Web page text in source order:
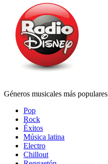
Géneros musicales más populares
Pop
Rock
Éxitos
Música latina
Electro
Chillout